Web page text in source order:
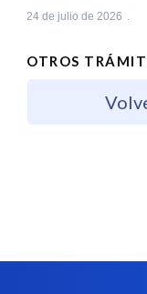
24 de julio de 2026
OTROS